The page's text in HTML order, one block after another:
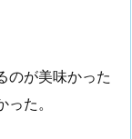
のが美味かった
た。